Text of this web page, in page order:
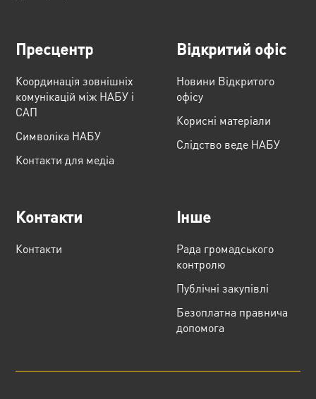
Пресцентр
Координація зовнішніх
комунікацій між НАБУ і
САП
Cимволіка НАБУ
Контакти для медіа
Відкритий офіс
Новини Відкритого
офісу
Корисні матеріали
Слідство веде НАБУ
Контакти
Контакти
Інше
Рада громадського
контролю
Публічні закупівлі
Безоплатна правнича
допомога